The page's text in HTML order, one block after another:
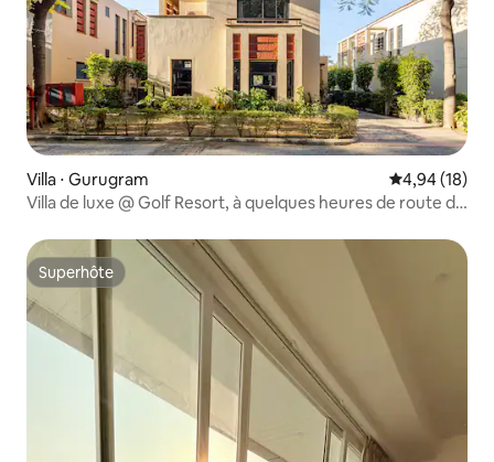
Villa ⋅ Gurugram Évaluation
4,94 (18)
Villa de luxe @ Golf Resort, à quelques heures de route de
Superhôte
Superhôte